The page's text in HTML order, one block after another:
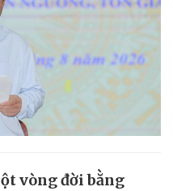
vòng đời bằng